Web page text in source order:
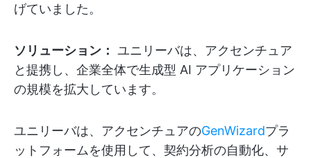
げていました。
ソリューション： ユニリーバは、アクセンチュア
と提携し、企業全体で生成型 AI アプリケーション
の規模を拡大しています。
ユニリーバは、アクセンチュアのGenWizardプラ
ットフォームを使用して、契約分析の自動化、サ